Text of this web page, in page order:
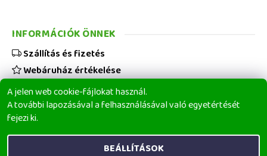
A jelen web cookie-fájlokat használ.
A további lapozásával a felhasználásával való egyetértését
fejezi ki.
BEÁLLÍTÁSOK
INFORMÁCIÓK ÖNNEK
Szállítás és fizetés
Webáruház értékelése
Viszonteladóknak
Üzleti feltételek
Elérhetőségeink